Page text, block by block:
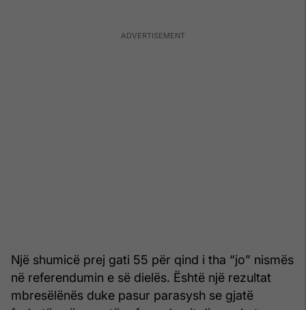
Një shumicë prej gati 55 për qind i tha “jo” nismës
në referendumin e së dielës. Është një rezultat
mbresëlënës duke pasur parasysh se gjatë